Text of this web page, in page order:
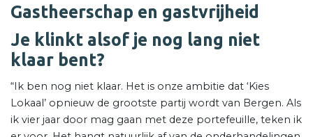
Gastheerschap en gastvrijheid
Je klinkt alsof je nog lang niet
klaar bent?
“Ik ben nog niet klaar. Het is onze ambitie dat ‘Kies
Lokaal’ opnieuw de grootste partij wordt van Bergen. Als
ik vier jaar door mag gaan met deze portefeuille, teken ik